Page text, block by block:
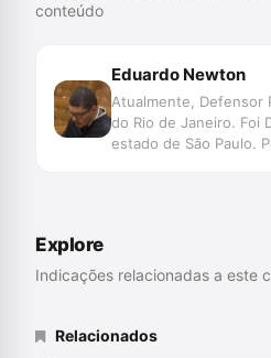
conteúdo
Eduardo Newton
Atualmente, Defensor
do Rio de Janeiro. Foi
estado de São Paulo.
Explore
Indicações relacionadas a este
Relacionados